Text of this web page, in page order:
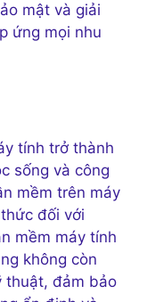
mật và giải
ứng mọi nhu
tính trở thành
sống và công
mềm trên máy
đối với
mềm máy tính
không còn
thuật, đảm bảo